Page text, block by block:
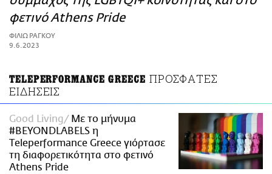
ΑΜΠΑ
PRINT
φετινό Athens Pride
ΦΙΛΙΩ ΡΑΓΚΟΥ
9.6.2023
ΤELEPERFORMANCE GREECE ΠΡΟΣΦΑΤΕΣ
ΕΙΔΗΣΕΙΣ
Good Living
Με το μήνυμα
#BEYONDLABELS η
Τeleperformance Greece γιόρτασε
τη διαφορετικότητα στο φετινό
Athens Pride